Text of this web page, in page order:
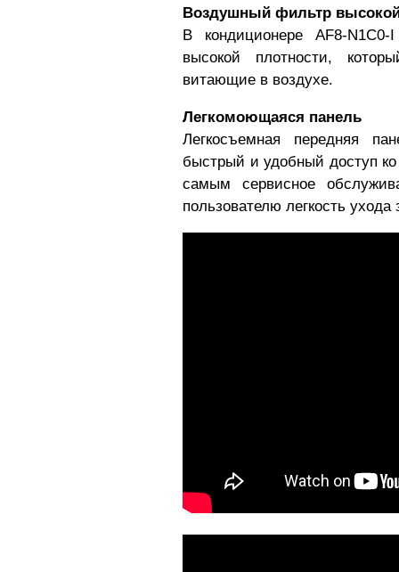
Воздушный фильтр
В кондиционере AF8-
высокой плотности,
витающие в воздухе.
Легкомоющаяся панель
Легкосъемная передняя
быстрый и удобный доступ
самым сервисное
пользователю легкость